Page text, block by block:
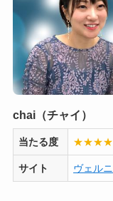
chai（チャイ）
当たる度 ★★★★
サイト ヴェルニ